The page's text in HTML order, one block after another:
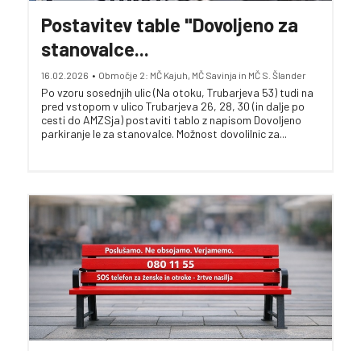
Postavitev table "Dovoljeno za
stanovalce...
16.02.2026 • Območje 2: MČ Kajuh, MČ Savinja in MČ S. Šlander
Po vzoru sosednjih ulic (Na otoku, Trubarjeva 53) tudi na
pred vstopom v ulico Trubarjeva 26, 28, 30 (in dalje po
cesti do AMZSja) postaviti tablo z napisom Dovoljeno
parkiranje le za stanovalce. Možnost dovolilnic za...